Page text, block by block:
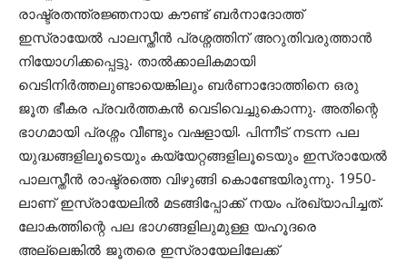
രാഷ്ട്രതന്ത്രജ്ഞനായ കൗണ്ട് ബര്‍നാദോത്ത്
ഇസ്രായേല്‍ പാലസ്തീന്‍ പ്രശ്നത്തിന് അറുതിവരുത്താന്‍
നിയോഗിക്കപ്പെട്ടു. താല്‍ക്കാലികമായി
വെടിനിര്‍ത്തലുണ്ടായെങ്കിലും ബര്‍ണാദോത്തിനെ ഒരു
ജൂത ഭീകര പ്രവര്‍ത്തകന്‍ വെടിവെച്ചുകൊന്നു. അതിന്റെ
ഭാഗമായി പ്രശ്നം വീണ്ടും വഷളായി. പിന്നീട് നടന്ന പല
യുദ്ധങ്ങളിലൂടെയും കയ്യേറ്റങ്ങളിലൂടെയും ഇസ്രായേല്‍
പാലസ്തീന്‍ രാഷ്ട്രത്തെ വിഴുങ്ങി കൊണ്ടേയിരുന്നു. 1950-
ലാണ് ഇസ്രായേലില്‍ മടങ്ങിപ്പോക്ക് നയം പ്രഖ്യാപിച്ചത്.
ലോകത്തിന്റെ പല ഭാഗങ്ങളിലുമുള്ള യഹൂദരെ
അല്ലെങ്കില്‍ ജൂതരെ ഇസ്രായേലിലേക്ക്